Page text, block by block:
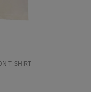
T-SHIRT